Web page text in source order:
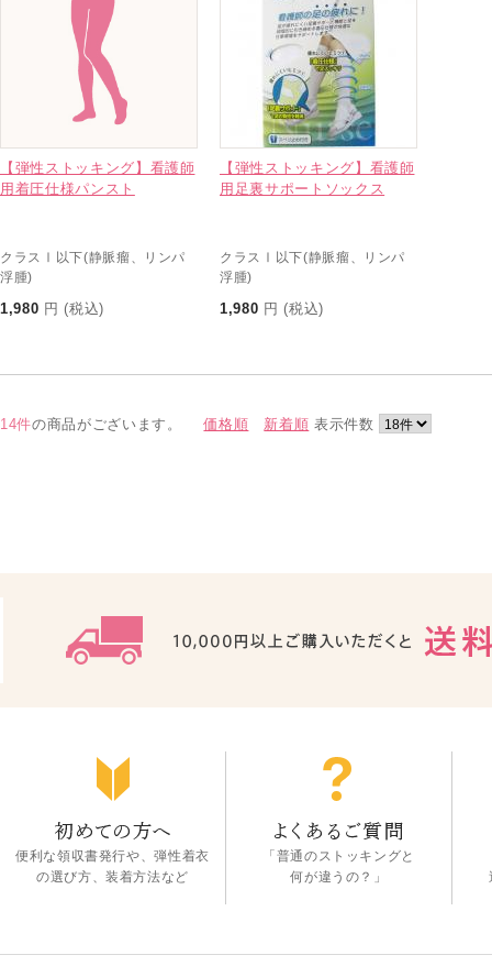
【弾性ストッキング】看護師
用着圧仕様パンスト
クラスⅠ以下(静脈瘤、リンパ
浮腫)
1,980 円 (税込)
【弾性ストッキング】看護師
用足裏サポートソックス
クラスⅠ以下(静脈瘤、リンパ
浮腫)
1,980 円 (税込)
14件の商品がございます。 価格順 新着順 表示件数
便利な領収書発行や、弾性着衣
の選び方、装着方法など
「普通のストッキングと
何が違うの？」